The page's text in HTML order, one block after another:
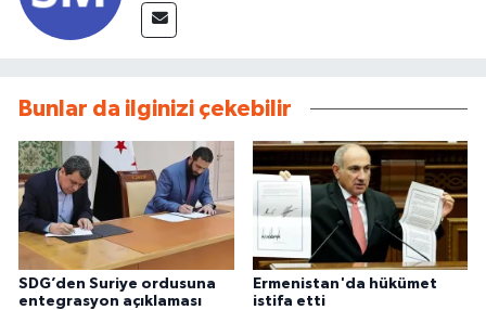
Bunlar da ilginizi çekebilir
SDG’den Suriye ordusuna
entegrasyon açıklaması
Ermenistan'da hükümet
istifa etti